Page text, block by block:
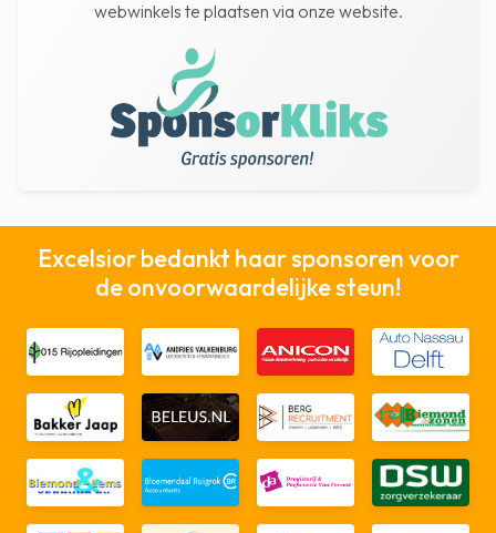
webwinkels te plaatsen via onze website.
Excelsior bedankt haar sponsoren voor
de onvoorwaardelijke steun!